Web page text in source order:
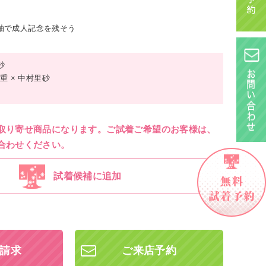
成人記念を残そう
× 中村里砂
寄せ商品になります。ご試着ご希望のお客様は、
せください。
試着候補に追加
求 ご来店予約